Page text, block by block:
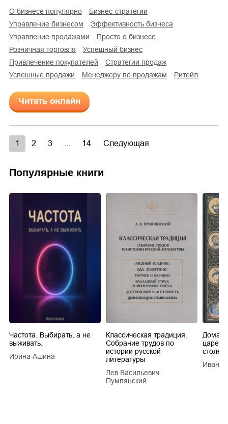
о бизнесе популярно
бизнес-стратегии
управление бизнесом
эффективность бизнеса
управление продажами
просто о бизнесе
розничная торговля
успешный бизнес
привлечение покупателей
стратегии продаж
успешные продажи
менеджеру по продажам ритейл
Читать онлайн
1 2 3 14 Следующая
Популярные книги
Частота. Выбирать, а не
выживать.
Ирина Ашина
Классическая традиция.
Собрание трудов по
истории русской
литературы
Лев Васильевич
Пумпянский
царей
Иван